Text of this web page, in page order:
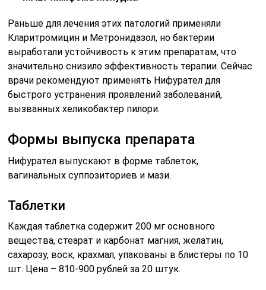
Раньше для лечения этих патологий применяли
Кларитромицин и Метронидазол, но бактерии
выработали устойчивость к этим препаратам, что
значительно снизило эффективность терапии. Сейчас
врачи рекомендуют применять Нифурател для
быстрого устранения проявлений заболеваний,
вызванных хеликобактер пилори.
Формы выпуска препарата
Нифурател выпускают в форме таблеток,
вагинальных суппозиториев и мази.
Таблетки
Каждая таблетка содержит 200 мг основного
вещества, стеарат и карбонат магния, желатин,
сахарозу, воск, крахмал, упакованы в блистеры по 10
шт. Цена – 810-900 рублей за 20 штук.